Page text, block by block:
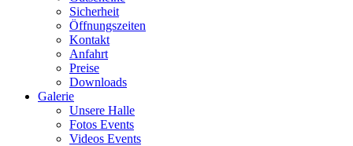
Sicherheit
Öffnungszeiten
Kontakt
Anfahrt
Preise
Downloads
Galerie
Unsere Halle
Fotos Events
Videos Events